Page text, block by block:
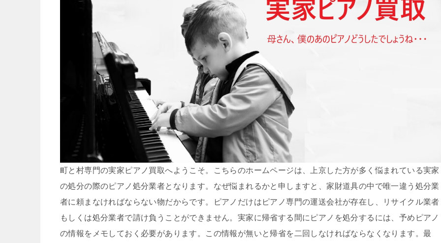
町と村専門の実家ピアノ買取へようこそ。こちらのホームページは、上京した方が多く悩まれている実家
の処分の際のピアノ処分業者となります。なぜ悩まれるかと申しますと、家財道具の中で唯一違う処分業
者に頼まなければならない物だからです。ピアノだけはピアノ専門の運送会社が存在し、リサイクル業者
もしくは処分業者で請け負うことができません。実家に帰省する間にピアノを処分するには、予めピアノ
の情報をメモしておく必要があります。この情報が無いと帰省を二回しなければならなくなります。最